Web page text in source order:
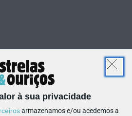
à sua privacidade
armazenamos e/ou acedemos a